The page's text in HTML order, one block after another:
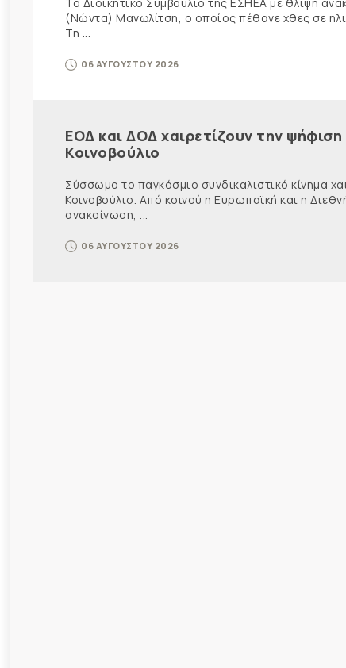
(Νώντα) Μανωλίτση, ο οποίος πέθανε χθες σε
Τη ...
06 ΑΥΓΟΥΣΤΟΥ 2026
ΕΟΔ και ΔΟΔ χαιρετίζουν την
Κοινοβούλιο
Σύσσωμο το παγκόσμιο συνδικαλιστικό κίνημα
Κοινοβούλιο. Από κοινού η Ευρωπαϊκή και η
ανακοίνωση, ...
06 ΑΥΓΟΥΣΤΟΥ 2026